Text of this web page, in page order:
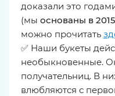
доказали это
(мы основаны в
можно прочитать
✅ Наши букеты
необыкновенные.
получательниц. В
влюбляются с